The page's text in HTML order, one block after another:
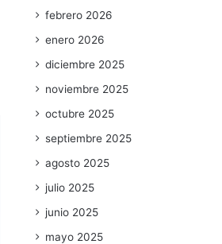
febrero 2026
enero 2026
diciembre 2025
noviembre 2025
octubre 2025
septiembre 2025
agosto 2025
julio 2025
junio 2025
mayo 2025